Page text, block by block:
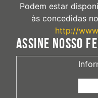
Podem estar
às concedidas
http://
ASSINE NOSSO